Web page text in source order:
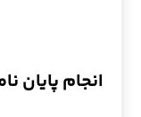
انجام پایان